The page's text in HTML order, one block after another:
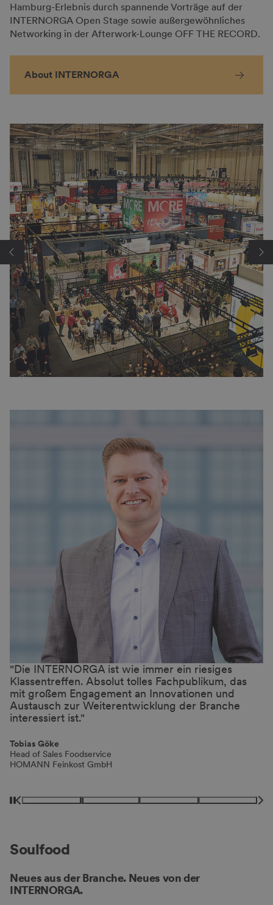
Hamburg-Erlebnis durch spannende Vorträge auf der
INTERNORGA Open Stage sowie außergewöhnliches
Networking in der Afterwork-Lounge OFF THE RECORD.
About INTERNORGA
Die INTERNORGA ist wie immer ein riesiges
Klassentreffen. Absolut tolles Fachpublikum, das
mit großem Engagement an Innovationen und
Austausch zur Weiterentwicklung der Branche
interessiert ist.
Tobias Göke
Head of Sales Foodservice
HOMANN Feinkost GmbH
Soulfood
Neues aus der Branche. Neues von der
INTERNORGA.